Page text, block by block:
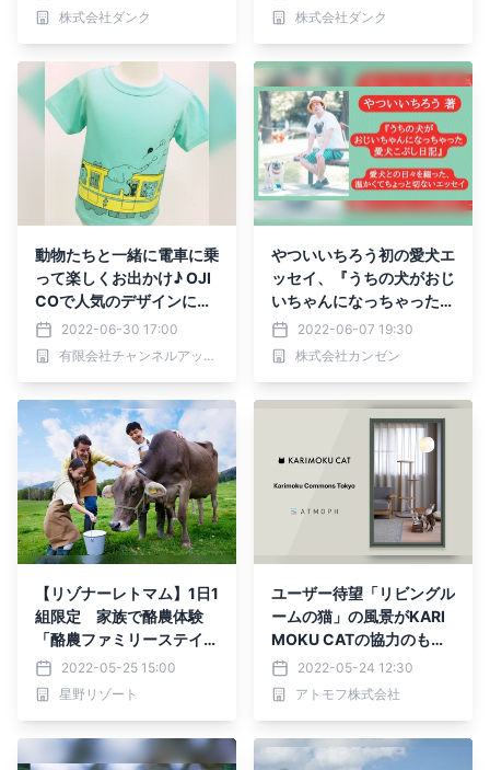
株式会社ダンク
株式会社ダンク
動物たちと一緒に電車に乗
って楽しくお出かけ♪ OJI
COで人気のデザインに限
定カラー第２弾が登場！
2022-06-30 17:00
有限会社チャンネルアッシュ
やついいちろう初の愛犬エ
ッセイ、『うちの犬がおじ
いちゃんになっちゃった
愛犬こぶし日記』6月13日
発売
2022-06-07 19:30
株式会社カンゼン
【リゾナーレトマム】1日1
組限定 家族で酪農体験
「酪農ファミリーステイ」
販売 搾乳から乳製品づく
りも｜期間：2022年7月1
日～8月30日
2022-05-25 15:00
星野リゾート
ユーザー待望「リビングル
ームの猫」の風景がKARI
MOKU CATの協力のも
と、Atmoph Window 2
でリリース
2022-05-24 12:30
アトモフ株式会社